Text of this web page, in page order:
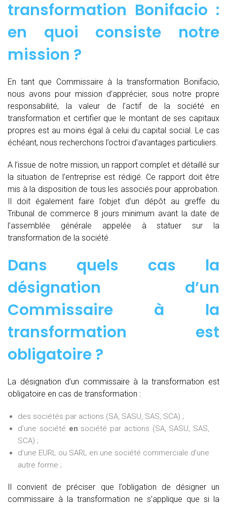
transformation Bonifacio :
en quoi consiste notre
mission ?
En tant que Commissaire à la transformation Bonifacio,
nous avons pour mission d’apprécier, sous notre propre
responsabilité, la valeur de l’actif de la société en
transformation et certifier que le montant de ses capitaux
propres est au moins égal à celui du capital social. Le cas
échéant, nous recherchons l’octroi d’avantages particuliers.
A l’issue de notre mission, un rapport complet et détaillé sur
la situation de l’entreprise est rédigé. Ce rapport doit être
mis à la disposition de tous les associés pour approbation.
Il doit également faire l’objet d’un dépôt au greffe du
Tribunal de commerce 8 jours minimum avant la date de
l’assemblée générale appelée à statuer sur la
transformation de la société.
Dans quels cas la
désignation d’un
Commissaire à la
transformation est
obligatoire ?
La désignation d’un commissaire à la transformation est
obligatoire en cas de transformation :
des sociétés par actions (SA, SASU, SAS, SCA) ;
d’une société en société par actions (SA, SASU, SAS,
SCA) ;
d’une EURL ou SARL en une société commerciale d’une
autre forme ;
Il convient de préciser que l’obligation de désigner un
commissaire à la transformation ne s’applique que si la